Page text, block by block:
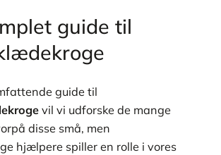
guide til
guide til
vil vi udforske de mange
disse små, men
hjælpere spiller en rolle i vores